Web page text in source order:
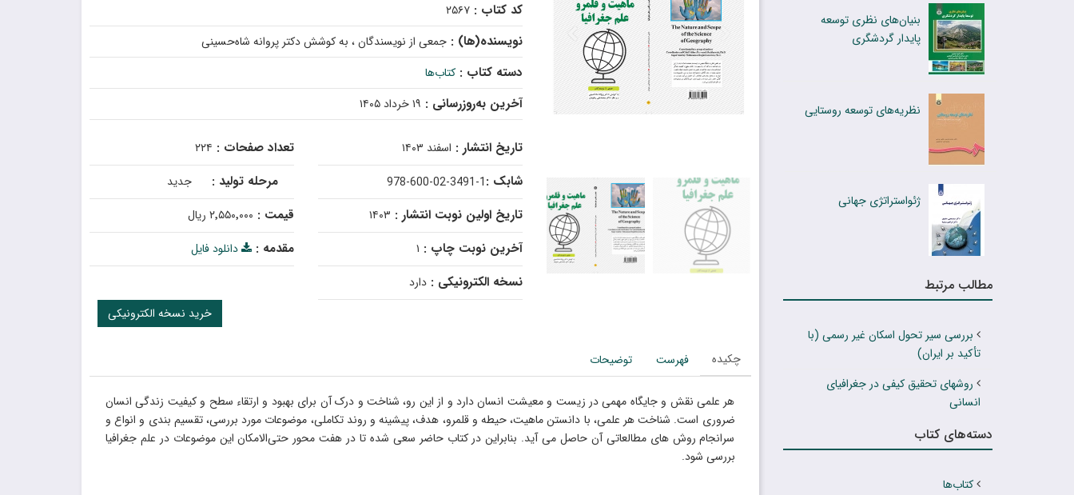
کد کتاب :۲۵۶۷
نویسنده(ها) :جمعی از نویسندگان ، به کوشش دکتر پروانه شاه‌حسینی
دسته کتاب :کتاب‌ها
آخرین به‌روزرسانی : ۱۹ خرداد ۱۴۰۵
تاریخ انتشار : اسفند ۱۴۰۳
شابک :978-600-02-3491-1
تاریخ اولین نوبت انتشار : ۱۴۰۳
آخرین نوبت چاپ : ۱
نسخه الکترونیکی :دارد
تعداد صفحات : ۲۲۴
مرحله تولید : جدید
قیمت : ۲٬۵۵۰٬۰۰۰ ریال
مقدمه : دانلود فایل
خرید نسخه الکترونیکی
چکیده فهرست توضیحات
هر علمی نقش و جایگاه مهمی در زیست و معیشت انسان دارد و از این رو، شناخت و درک آن برای بهبود و ارتقاء سطح و کیفیت زندگی انسان
ضروری است. شناخت هر علمی، با دانستن ماهیت، حیطه و قلمرو، هدف، پیشینه و روند تکاملی، موضوعات مورد بررسی، تقسیم بندی و انواع و
سرانجام روش های مطالعاتی آن حاصل می آید. بنابراین در کتاب حاضر سعی شده تا در هفت محور حتی‌الامکان این موضوعات در علم جغرافیا
بررسی شود.
بنیان‌های نظری توسعه
پایدار گردشگری
نظریه‌های توسعه روستایی
ژئواستراتژی جهانی
مطالب مرتبط
بررسی سیر تحول اسکان غیر رسمی (با
تأکید بر ایران)
روشهای تحقیق کیفی در جغرافیای
انسانی
دسته‌های کتاب
کتاب‌ها